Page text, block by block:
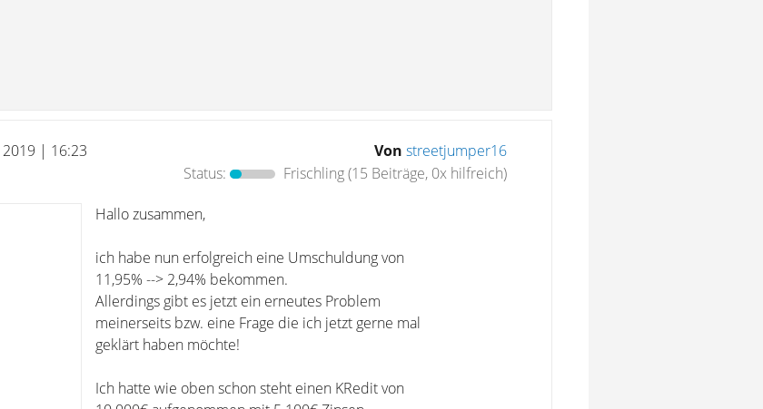
2019 | 16:23 Von streetjumper16
Status:
Frischling(15 Beiträge, 0x hilfreich)
Hallo zusammen,
ich habe nun erfolgreich eine Umschuldung von
11,95% --> 2,94% bekommen.
Allerdings gibt es jetzt ein erneutes Problem
meinerseits bzw. eine Frage die ich jetzt gerne mal
geklärt haben möchte!
Ich hatte wie oben schon steht einen KRedit von